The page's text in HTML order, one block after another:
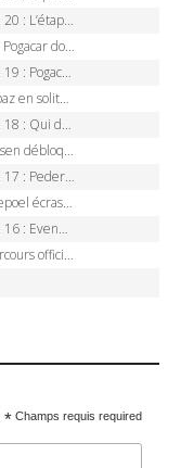
qui succédera à Pogacar ?
de Pantani pulvérisé
l’Alpe d’Huez ?
un point du maillot à pois
vers l’Alpe d’Huez ?
danger pour le maillot vert
maillot vert à Voiron ?
Lipowitz abandonne
pour redessiner le podium ?
profils, carte et dates
* Champs requis required